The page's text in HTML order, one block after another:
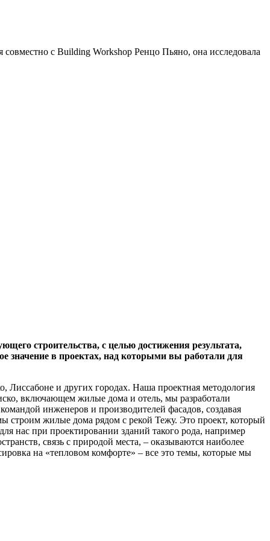
с Building Workshop Ренцо Пьяно, она исследовала
строительства, с целью достижения результата,
значение в проектах, над которыми вы работали для
и других городах. Наша проектная методология
включающем жилые дома и отель, мы разработали
инженеров и производителей фасадов, создавая
строим жилые дома рядом с рекой Тежу. Это проект, который
нас при проектировании зданий такого рода, например
связь с природой места, – оказываются наиболее
на «тепловом комфорте» – все это темы, которые мы